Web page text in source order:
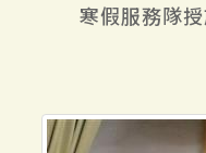
寒假服務隊